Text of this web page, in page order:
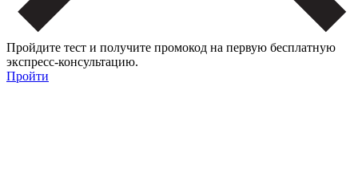
Пройдите тест и получите промокод на первую бесплатную
экспресс-консультацию.
Пройти